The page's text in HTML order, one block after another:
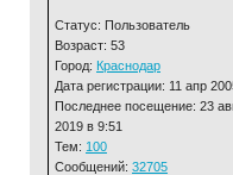
Статус: Пользователь
Возраст: 53
Город: Краснодар
Дата регистрации: 11 апр
Последнее посещение: 23
2019 в 9:51
Тем: 100
Сообщений: 32705